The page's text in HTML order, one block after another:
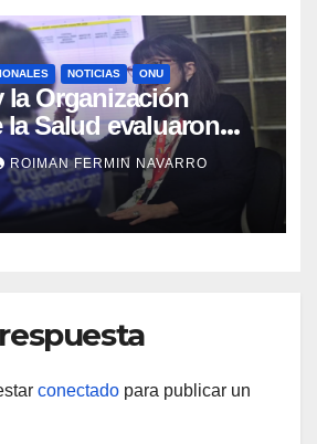
NOTICIAS ONU
la Organización
Salud evaluaron
integral en
saneamiento e
contingencia sísmica
ROIMAN FERMIN NAVARRO
conectado para publicar un